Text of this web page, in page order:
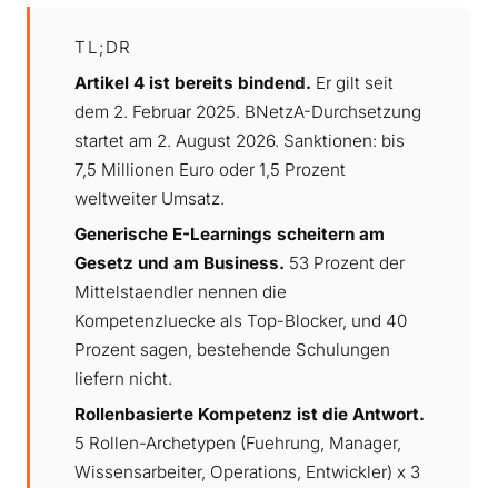
TL;DR
Artikel 4 ist bereits bindend. Er gilt seit
dem 2. Februar 2025. BNetzA-Durchsetzung
startet am 2. August 2026. Sanktionen: bis
7,5 Millionen Euro oder 1,5 Prozent
weltweiter Umsatz.
Generische E-Learnings scheitern am
Gesetz und am Business. 53 Prozent der
Mittelstaendler nennen die
Kompetenzluecke als Top-Blocker, und 40
Prozent sagen, bestehende Schulungen
liefern nicht.
Rollenbasierte Kompetenz ist die Antwort.
5 Rollen-Archetypen (Fuehrung, Manager,
Wissensarbeiter, Operations, Entwickler) x 3